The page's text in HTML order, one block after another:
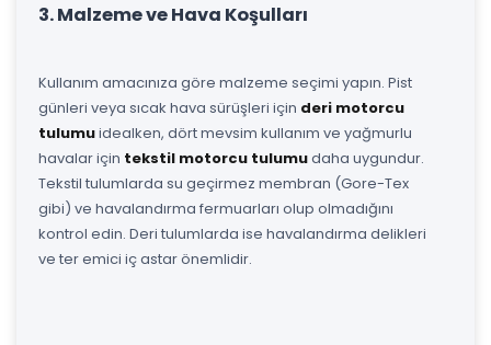
3. Malzeme ve Hava Koşulları
Kullanım amacınıza göre malzeme seçimi yapın. Pist
günleri veya sıcak hava sürüşleri için deri motorcu
tulumuidealken, dört mevsim kullanım ve yağmurlu
havalar için tekstil motorcu tulumudaha uygundur.
Tekstil tulumlarda su geçirmez membran (Gore-Tex
gibi) ve havalandırma fermuarları olup olmadığını
kontrol edin. Deri tulumlarda ise havalandırma delikleri
ve ter emici iç astar önemlidir.